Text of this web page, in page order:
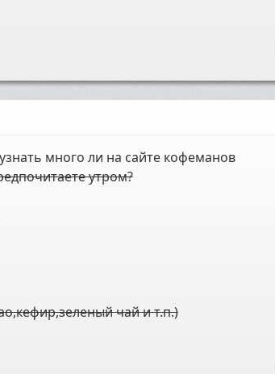
много ли на сайте кофеманов
утром?
чай и т.п.)